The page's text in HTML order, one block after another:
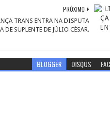
PRÓXIMO
TRANS ENTRA NA DISPUTA
DE SUPLENTE DE JÚLIO CÉSAR.
BLOGGER DISQUS